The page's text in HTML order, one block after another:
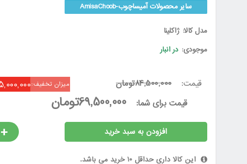
سایر محصولات آمیساچوب-AmisaChoob
مدل کالا: ژاکلینا
موجودی: در انبار
قیمت: 84,500,000تومان میزان تخفیف:
قیمت برای شما: 69,500,000تومان
+ افزودن به سبد خرید
این کالا داری حداقل 10 خرید می باشد.